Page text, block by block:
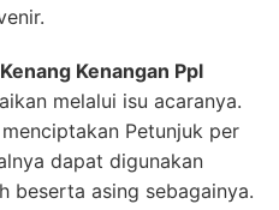
Kenangan Ppl
melalui isu acaranya.
Petunjuk per
dapat digunakan
beserta asing sebagainya.